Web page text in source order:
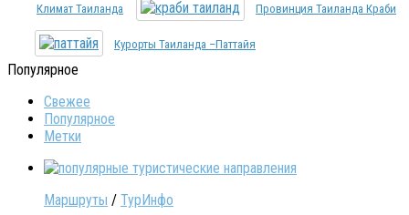
Климат Таиланда Провинция Таиланда Краби
Курорты Таиланда –Паттайя
Популярное
Свежее
Популярное
Метки
Маршруты / ТурИнфо